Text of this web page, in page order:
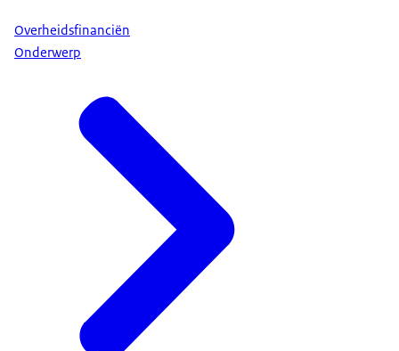
Overheidsfinanciën
Onderwerp